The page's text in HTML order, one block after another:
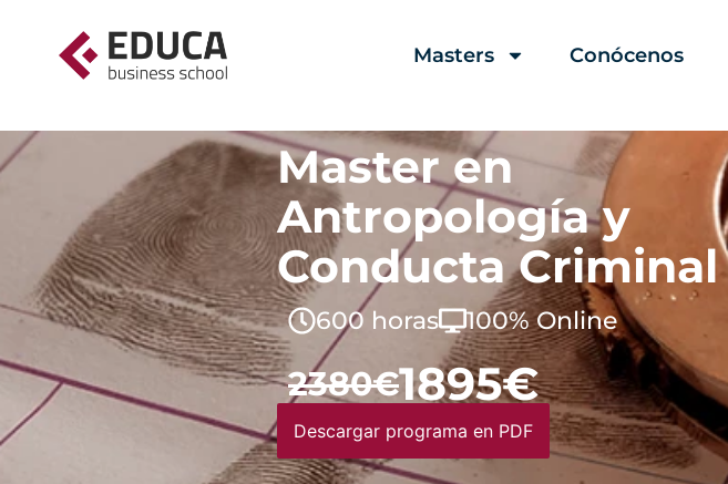
Masters Conócenos
Master en
Antropología y
Conducta Criminal
600 horas 100% Online
2380€1895€
Descargar programa en PDF